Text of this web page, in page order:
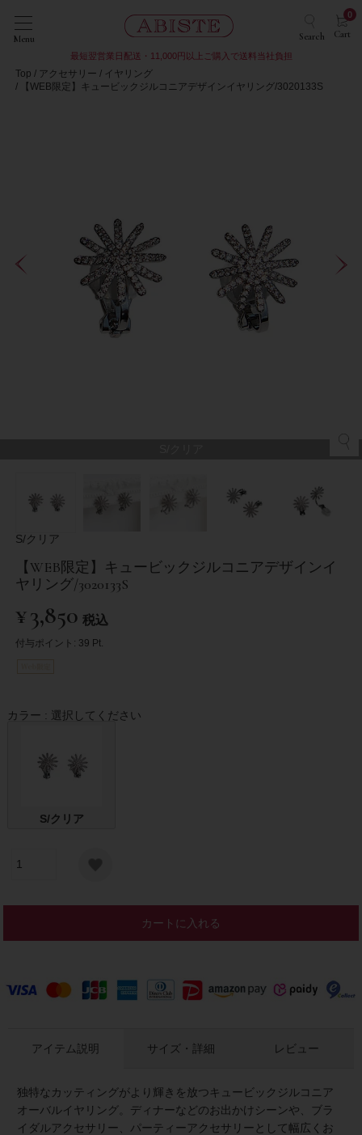
Menu Search Cart
0
最短翌営業日配送・11,000円以上ご購入で送料当社負担
Top アクセサリー
イヤリング
【WEB限定】キュービックジルコニアデザインイヤリング/3020133S
S/クリア
【WEB限定】キュービックジルコニアデザインイ
ヤリング/3020133S
¥3,850 税込
付与ポイント: 39 Pt.
カラー 選択してください
S/クリア
カートに入れる
アイテム説明
独特なカッティングがより輝きを放つキュービックジルコニア
オーバルイヤリング。ディナーなどのお出かけシーンや、ブラ
イダルアクセサリー、パーティーアクセサリーとして幅広くお
サイズ・詳細 レビュー